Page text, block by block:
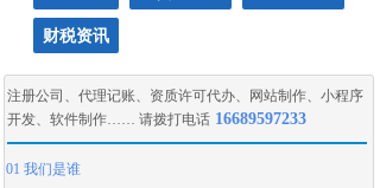
财税资讯
01 我们是谁
注册公司 、 代理记账、 资质许可代办、 网站制作、 小程序
开发、 软件制作…… 请拨打电话 16689597233